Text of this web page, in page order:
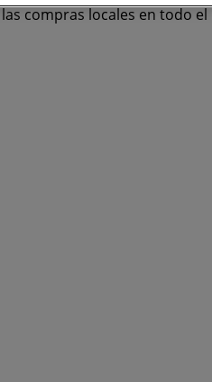
compras locales en todo